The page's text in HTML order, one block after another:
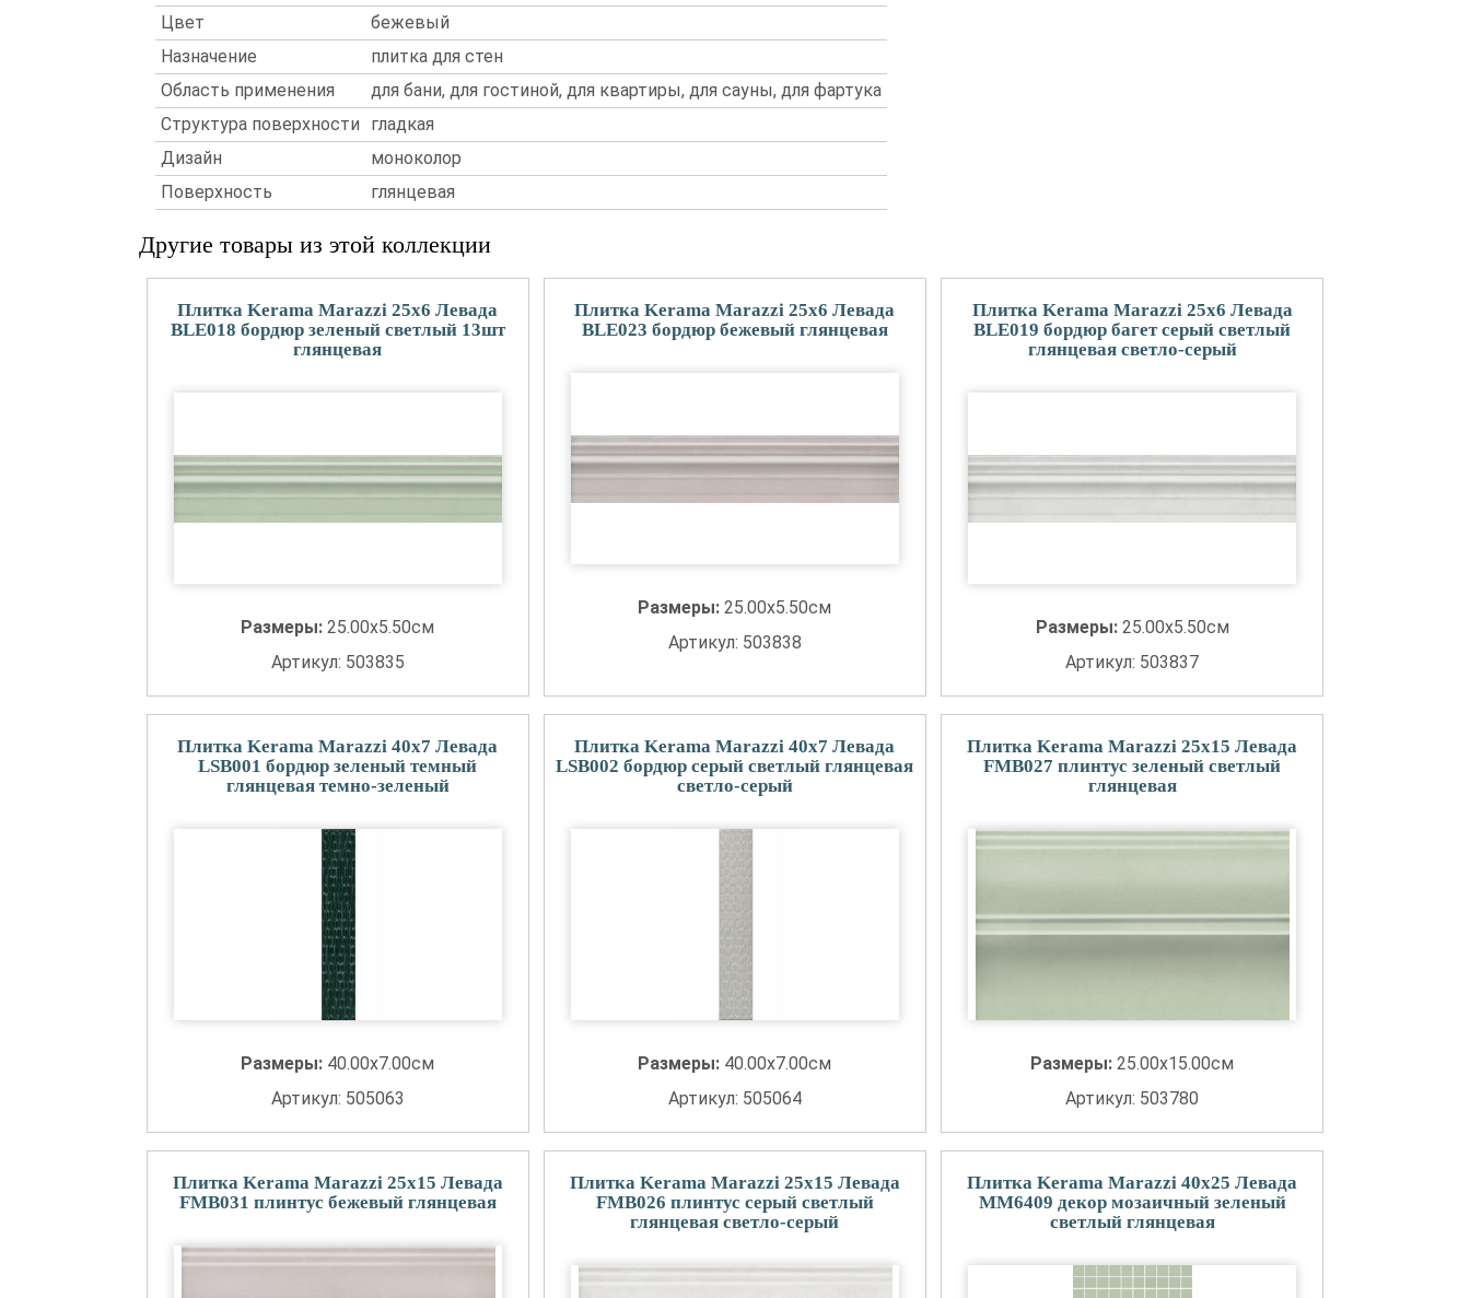
Цвет
бежевый
Назначение
плитка для стен
Область применения
для бани, для гостиной, для квартиры, для сауны, для фартука
Структура поверхности
гладкая
Дизайн
моноколор
Поверхность
глянцевая
Другие товары из этой коллекции
Плитка Kerama Marazzi 25x6 Левада
BLE018 бордюр зеленый светлый 13шт
глянцевая
Размеры:25.00x5.50см
Артикул: 503835
Плитка Kerama Marazzi 25x6 Левада
BLE023 бордюр бежевый глянцевая
Размеры:25.00x5.50см
Артикул: 503838
Плитка Kerama Marazzi 25x6 Левада
BLE019 бордюр багет серый светлый
глянцевая светло-серый
Размеры: 25.00x5.50см
Артикул: 503837
Плитка Kerama Marazzi 40x7 Левада
LSB001 бордюр зеленый темный
глянцевая темно-зеленый
Размеры: 40.00x7.00см
Артикул: 505063
Плитка Kerama Marazzi 40x7 Левада
LSB002 бордюр серый светлый глянцевая
светло-серый
Размеры: 40.00x7.00см
Артикул: 505064
Плитка Kerama Marazzi 25x15 Левада
FMB027 плинтус зеленый светлый
глянцевая
Размеры:25.00x15.00см
Артикул: 503780
Плитка Kerama Marazzi 25x15 Левада
FMB031 плинтус бежевый глянцевая
Плитка Kerama Marazzi 25x15 Левада
FMB026 плинтус серый светлый
глянцевая светло-серый
Плитка Kerama Marazzi 40x25 Левада
MM6409 декор мозаичный зеленый
светлый глянцевая